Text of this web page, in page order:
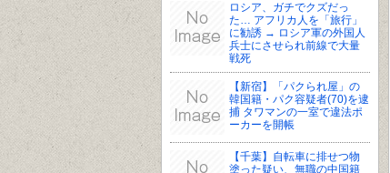
ロシア、ガチでクズだっ
た… アフリカ人を「旅行」
に勧誘 → ロシア軍の外国人
兵士にさせられ前線で大量
戦死
【新宿】「パクられ屋」の
韓国籍・パク容疑者(70)を逮
捕 タワマンの一室で違法ポ
ーカーを開帳
【千葉】自転車に排せつ物
塗った疑い、無職の中国籍